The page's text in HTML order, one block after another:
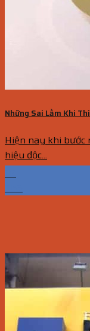
Những Sai Lầm Khi
Hiện nay khi bước
hiệu độc...
02
Th6